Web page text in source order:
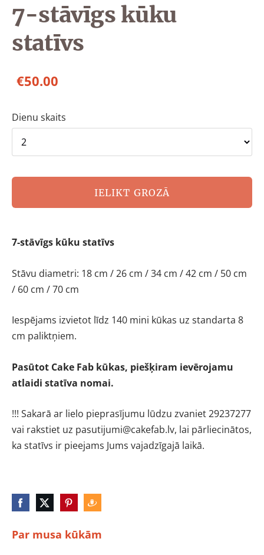
Par musa kūkām
7-stāvīgs kūku
statīvs
€50.00
Dienu skaits
IELIKT GROZĀ
7-stāvīgs kūku statīvs
Stāvu diametri: 18 cm / 26 cm / 34 cm / 42 cm / 50 cm
/ 60 cm / 70 cm
Iespējams izvietot līdz 140 mini kūkas uz standarta 8
cm paliktņiem.
Pasūtot Cake Fab kūkas, piešķiram ievērojamu
atlaidi statīva nomai.
!!! Sakarā ar lielo pieprasījumu lūdzu zvaniet 29237277
vai rakstiet uz pasutijumi@cakefab.lv, lai pārliecinātos,
ka statīvs ir pieejams Jums vajadzīgajā laikā.